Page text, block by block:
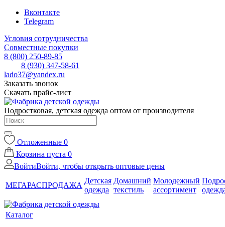
Вконтакте
Telegram
Условия сотрудничества
Совместные покупки
8 (800) 250-89-85
8 (930) 347-58-61
lado37@yandex.ru
Заказать звонок
Скачать прайс-лист
Подростковая, детская одежда оптом от производителя
Отложенные 0
Корзина пуста 0
ВойтиВойти, чтобы открыть оптовые цены
МЕГАРАСПРОДАЖА
Детская
одежда
Домашний
текстиль
Молодежный
ассортимент
Каталог